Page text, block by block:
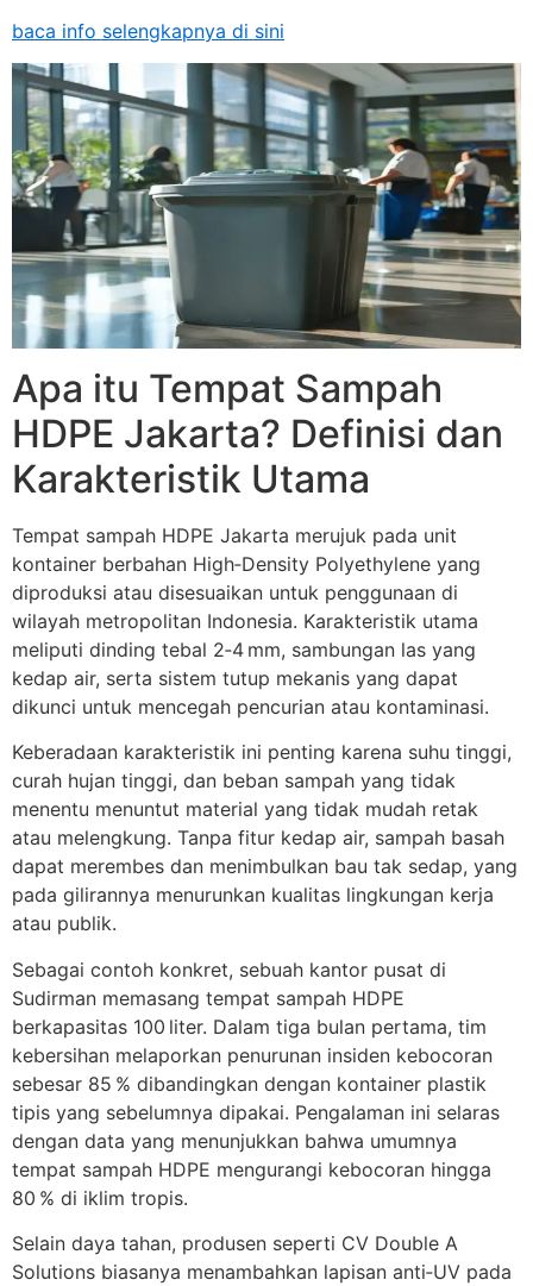
baca info selengkapnya di sini
Apa itu Tempat Sampah
HDPE Jakarta? Definisi dan
Karakteristik Utama
Tempat sampah HDPE Jakarta merujuk pada unit
kontainer berbahan High‑Density Polyethylene yang
diproduksi atau disesuaikan untuk penggunaan di
wilayah metropolitan Indonesia. Karakteristik utama
meliputi dinding tebal 2‑4 mm, sambungan las yang
kedap air, serta sistem tutup mekanis yang dapat
dikunci untuk mencegah pencurian atau kontaminasi.
Keberadaan karakteristik ini penting karena suhu tinggi,
curah hujan tinggi, dan beban sampah yang tidak
menentu menuntut material yang tidak mudah retak
atau melengkung. Tanpa fitur kedap air, sampah basah
dapat merembes dan menimbulkan bau tak sedap, yang
pada gilirannya menurunkan kualitas lingkungan kerja
atau publik.
Sebagai contoh konkret, sebuah kantor pusat di
Sudirman memasang tempat sampah HDPE
berkapasitas 100 liter. Dalam tiga bulan pertama, tim
kebersihan melaporkan penurunan insiden kebocoran
sebesar 85 % dibandingkan dengan kontainer plastik
tipis yang sebelumnya dipakai. Pengalaman ini selaras
dengan data yang menunjukkan bahwa umumnya
tempat sampah HDPE mengurangi kebocoran hingga
80 % di iklim tropis.
Selain daya tahan, produsen seperti CV Double A
Solutions biasanya menambahkan lapisan anti‑UV pada